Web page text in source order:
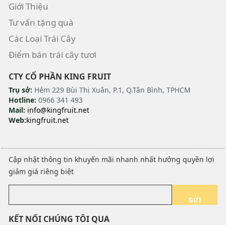
Giới Thiệu
Tư vấn tặng quà
Các Loại Trái Cây
Điểm bán trái cây tươi
CTY CỔ PHẦN KING FRUIT
Trụ sở: Hẻm 229 Bùi Thị Xuân, P.1, Q.Tân Bình, TPHCM
Hotline: 0966 341 493
Mail: info@kingfruit.net
Web:kingfruit.net
Cập nhật thông tin khuyến mãi nhanh nhất hưởng quyền lợi
giảm giá riêng biệt
GỬI
KẾT NỐI CHÚNG TÔI QUA